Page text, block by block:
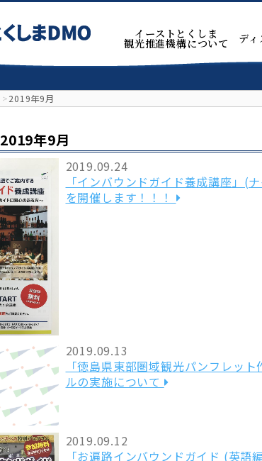
イーストとくしま
観光推進機構について デ
2019年9月
2019年9月
2019.09.24
「インバウンドガイド養成講座」(
を開催します！！！
2019.09.13
「徳島県東部圏域観光パンフレッ
ルの実施について
2019.09.12
「お遍路インバウンドガイド (英語